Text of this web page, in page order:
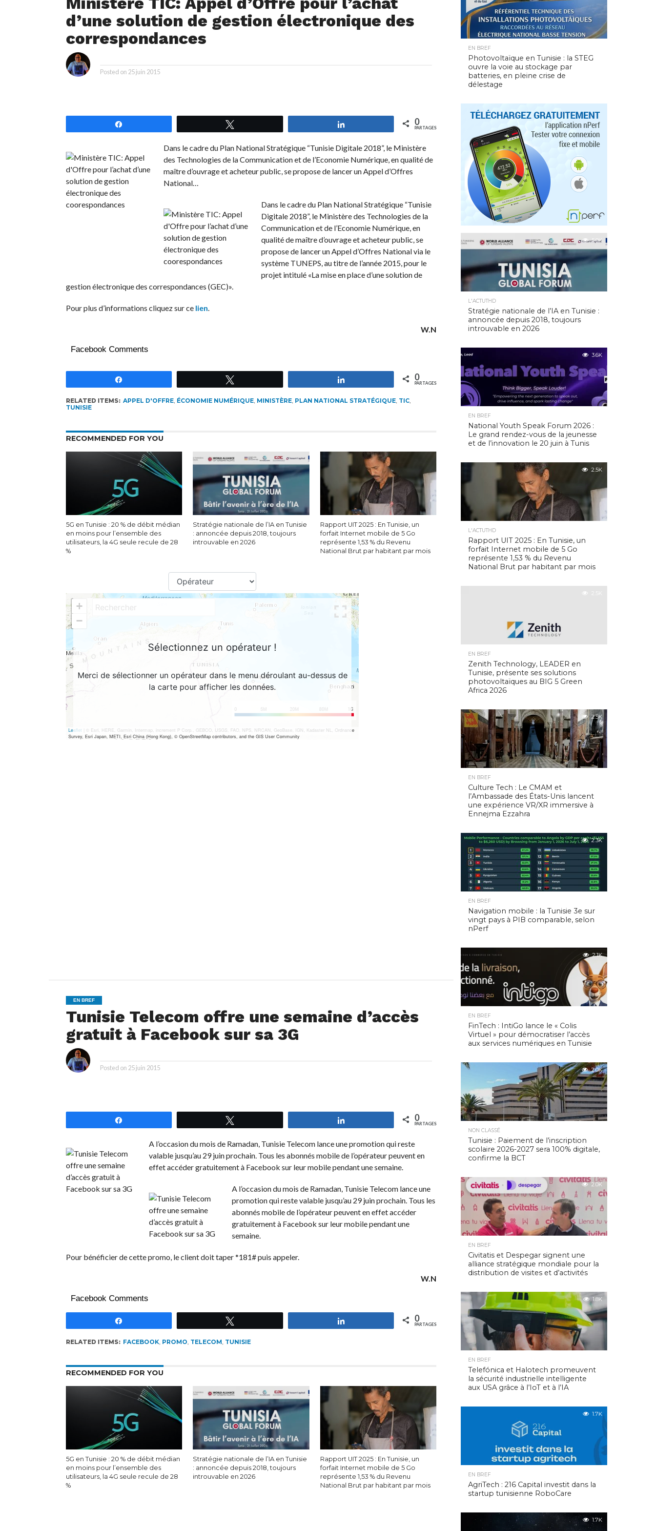
d’une solution de gestion électronique des
correspondances
Posted on 25 juin 2015
0
PARTAGES
Dans le cadre du Plan National Stratégique “Tunisie Digitale 2018”, le Ministère
des Technologies de la Communication et de l’Economie Numérique, en qualité de
maître d’ouvrage et acheteur public, se propose de lancer un Appel d’Offres
National…
Dans le cadre du Plan National Stratégique “Tunisie
Digitale 2018”, le Ministère des Technologies de la
Communication et de l’Economie Numérique, en
qualité de maître d’ouvrage et acheteur public, se
propose de lancer un Appel d’Offres National via le
système TUNEPS, au titre de l’année 2015, pour le
projet intitulé «La mise en place d’une solution de
gestion électronique des correspondances (GEC)».
Pour plus d’informations cliquez sur ce lien.
W.N
Facebook Comments
0
PARTAGES
RELATED ITEMS: APPEL D'OFFRE, ÉCONOMIE NUMÉRIQUE, MINISTÈRE, PLAN NATIONAL STRATÉGIQUE, TIC,
TUNISIE
RECOMMENDED FOR YOU
5G en Tunisie : 20 % de débit médian
en moins pour l’ensemble des
utilisateurs, la 4G seule recule de 28
%
Stratégie nationale de l’IA en Tunisie
: annoncée depuis 2018, toujours
introuvable en 2026
Rapport UIT 2025 : En Tunisie, un
forfait Internet mobile de 5 Go
représente 1,53 % du Revenu
National Brut par habitant par mois
EN BREF
Tunisie Telecom offre une semaine d’accès
gratuit à Facebook sur sa 3G
Posted on 25 juin 2015
0
PARTAGES
A l’occasion du mois de Ramadan, Tunisie Telecom lance une promotion qui reste
valable jusqu’au 29 juin prochain. Tous les abonnés mobile de l’opérateur peuvent en
effet accéder gratuitement à Facebook sur leur mobile pendant une semaine.
A l’occasion du mois de Ramadan, Tunisie Telecom lance une
promotion qui reste valable jusqu’au 29 juin prochain. Tous les
abonnés mobile de l’opérateur peuvent en effet accéder
gratuitement à Facebook sur leur mobile pendant une
semaine.
Pour bénéficier de cette promo, le client doit taper *181# puis appeler.
W.N
Facebook Comments
0
PARTAGES
RELATED ITEMS: FACEBOOK, PROMO, TELECOM, TUNISIE
RECOMMENDED FOR YOU
5G en Tunisie : 20 % de débit médian
en moins pour l’ensemble des
utilisateurs, la 4G seule recule de 28
%
Stratégie nationale de l’IA en Tunisie
: annoncée depuis 2018, toujours
introuvable en 2026
Rapport UIT 2025 : En Tunisie, un
forfait Internet mobile de 5 Go
représente 1,53 % du Revenu
National Brut par habitant par mois
EN BREF
Photovoltaïque en Tunisie : la STEG
ouvre la voie au stockage par
batteries, en pleine crise de
délestage
5.0K
L'ACTUTHD
Stratégie nationale de l’IA en Tunisie :
annoncée depuis 2018, toujours
introuvable en 2026
3.6K
EN BREF
National Youth Speak Forum 2026 :
Le grand rendez-vous de la jeunesse
et de l’innovation le 20 juin à Tunis
2.5K
L'ACTUTHD
Rapport UIT 2025 : En Tunisie, un
forfait Internet mobile de 5 Go
représente 1,53 % du Revenu
National Brut par habitant par mois
2.5K
EN BREF
Zenith Technology, LEADER en
Tunisie, présente ses solutions
photovoltaïques au BIG 5 Green
Africa 2026
2.5K
EN BREF
Culture Tech : Le CMAM et
l’Ambassade des États-Unis lancent
une expérience VR/XR immersive à
Ennejma Ezzahra
2.3K
EN BREF
Navigation mobile : la Tunisie 3e sur
vingt pays à PIB comparable, selon
nPerf
2.1K
EN BREF
FinTech : IntiGo lance le « Colis
Virtuel » pour démocratiser l’accès
aux services numériques en Tunisie
2.0K
NON CLASSÉ
Tunisie : Paiement de l’inscription
scolaire 2026-2027 sera 100% digitale,
confirme la BCT
2.0K
EN BREF
Civitatis et Despegar signent une
alliance stratégique mondiale pour la
distribution de visites et d’activités
1.8K
EN BREF
Telefónica et Halotech promeuvent
la sécurité industrielle intelligente
aux USA grâce à l’IoT et à l’IA
1.7K
EN BREF
AgriTech : 216 Capital investit dans la
startup tunisienne RoboCare
1.7K